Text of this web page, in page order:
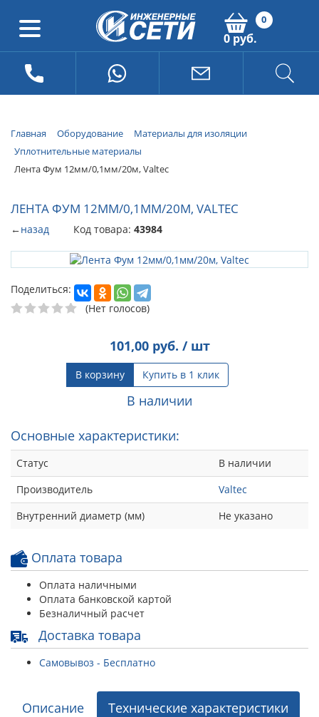
0
0 руб.
Главная Оборудование
Материалы для изоляции
Уплотнительные материалы
Лента Фум 12мм/0,1мм/20м, Valtec
ЛЕНТА ФУМ 12ММ/0,1ММ/20М, VALTEC
←назад Код товара: 43984
Поделиться:
(Нет голосов)
101,00руб. / шт
В корзину Купить в 1 клик
В наличии
Основные характеристики:
Статус
В наличии
Производитель
Valtec
Внутренний диаметр (мм)
Не указано
Оплата товара
Оплата наличными
Оплата банковской картой
Безналичный расчет
Доставка товара
Самовывоз - Бесплатно
Описание
Технические характеристики